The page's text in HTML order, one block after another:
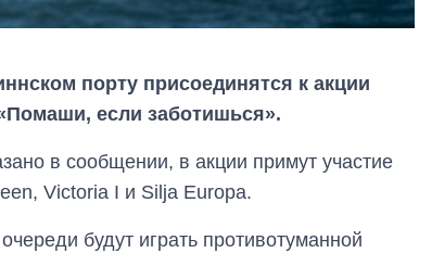
порту присоединятся к акции
если заботишься».
в сообщении, в акции примут участие
Victoria I и Silja Europa.
будут играть противотуманной